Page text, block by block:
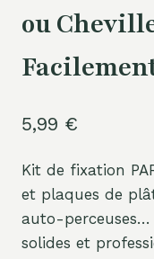
ou
5,99 €
Kit de fixation
et plaques de
auto-
solides et